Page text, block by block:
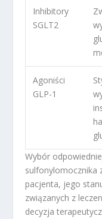
Inhibitory
SGLT2
Agoniści
GLP-1
Wybór
sulfonylomocznika
pacjenta, jego
związanych z
decyzja